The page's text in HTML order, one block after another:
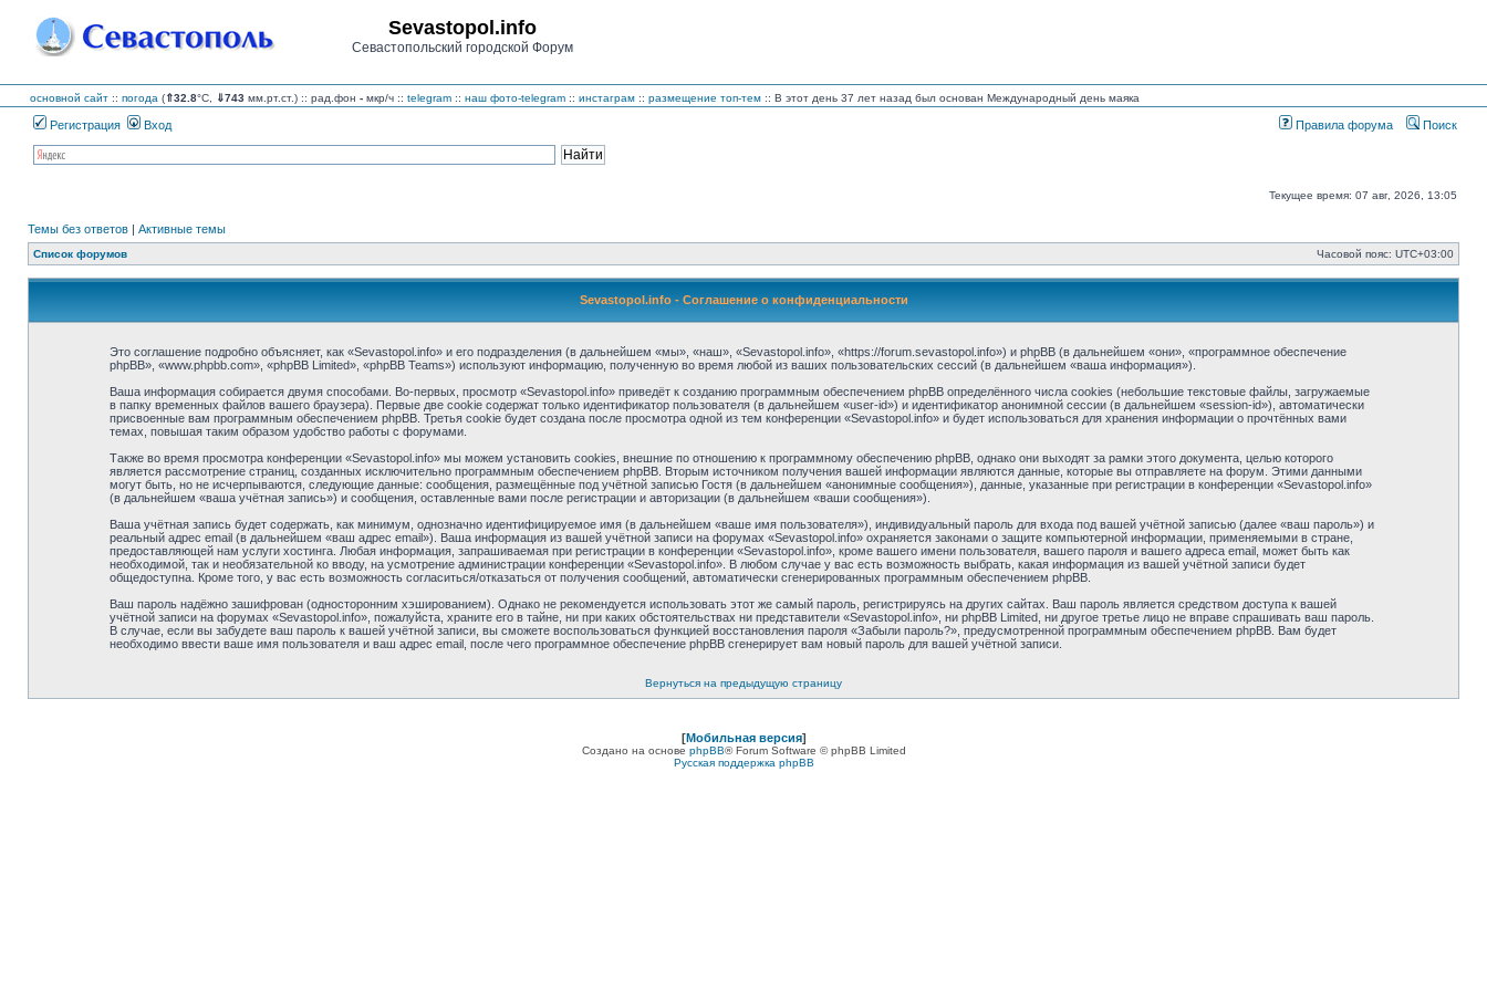
Sevastopol.info
Севастопольский городской Форум
основной сайт :: погода (⇑32.8°C, ⇓743 мм.рт.ст.) :: рад.фон - мкр/ч :: telegram :: наш фото-telegram :: инстаграм :: размещение топ-тем :: В этот день 37 лет назад был основан Международный день маяка
Регистрация Вход Правила форума Поиск
Текущее время: 07 авг, 2026, 13:05
Темы без ответов | Активные темы
Список форумов Часовой пояс: UTC+03:00
Sevastopol.info - Соглашение о конфиденциальности
Это соглашение подробно объясняет, как «Sevastopol.info» и его подразделения (в дальнейшем «мы», «наш», «Sevastopol.info», «https://forum.sevastopol.info») и phpBB (в дальнейшем «они», «программное обеспечение
phpBB», «www.phpbb.com», «phpBB Limited», «phpBB Teams») используют информацию, полученную во время любой из ваших пользовательских сессий (в дальнейшем «ваша информация»).
Ваша информация собирается двумя способами. Во-первых, просмотр «Sevastopol.info» приведёт к созданию программным обеспечением phpBB определённого числа cookies (небольшие текстовые файлы, загружаемые
в папку временных файлов вашего браузера). Первые две cookie содержат только идентификатор пользователя (в дальнейшем «user-id») и идентификатор анонимной сессии (в дальнейшем «session-id»), автоматически
присвоенные вам программным обеспечением phpBB. Третья cookie будет создана после просмотра одной из тем конференции «Sevastopol.info» и будет использоваться для хранения информации о прочтённых вами
темах, повышая таким образом удобство работы с форумами.
Также во время просмотра конференции «Sevastopol.info» мы можем установить cookies, внешние по отношению к программному обеспечению phpBB, однако они выходят за рамки этого документа, целью которого
является рассмотрение страниц, созданных исключительно программным обеспечением phpBB. Вторым источником получения вашей информации являются данные, которые вы отправляете на форум. Этими данными
могут быть, но не исчерпываются, следующие данные: сообщения, размещённые под учётной записью Гостя (в дальнейшем «анонимные сообщения»), данные, указанные при регистрации в конференции «Sevastopol.info»
(в дальнейшем «ваша учётная запись») и сообщения, оставленные вами после регистрации и авторизации (в дальнейшем «ваши сообщения»).
Ваша учётная запись будет содержать, как минимум, однозначно идентифицируемое имя (в дальнейшем «ваше имя пользователя»), индивидуальный пароль для входа под вашей учётной записью (далее «ваш пароль») и
реальный адрес email (в дальнейшем «ваш адрес email»). Ваша информация из вашей учётной записи на форумах «Sevastopol.info» охраняется законами о защите компьютерной информации, применяемыми в стране,
предоставляющей нам услуги хостинга. Любая информация, запрашиваемая при регистрации в конференции «Sevastopol.info», кроме вашего имени пользователя, вашего пароля и вашего адреса email, может быть как
необходимой, так и необязательной ко вводу, на усмотрение администрации конференции «Sevastopol.info». В любом случае у вас есть возможность выбрать, какая информация из вашей учётной записи будет
общедоступна. Кроме того, у вас есть возможность согласиться/отказаться от получения сообщений, автоматически сгенерированных программным обеспечением phpBB.
Ваш пароль надёжно зашифрован (односторонним хэшированием). Однако не рекомендуется использовать этот же самый пароль, регистрируясь на других сайтах. Ваш пароль является средством доступа к вашей
учётной записи на форумах «Sevastopol.info», пожалуйста, храните его в тайне, ни при каких обстоятельствах ни представители «Sevastopol.info», ни phpBB Limited, ни другое третье лицо не вправе спрашивать ваш пароль.
В случае, если вы забудете ваш пароль к вашей учётной записи, вы сможете воспользоваться функцией восстановления пароля «Забыли пароль?», предусмотренной программным обеспечением phpBB. Вам будет
необходимо ввести ваше имя пользователя и ваш адрес email, после чего программное обеспечение phpBB сгенерирует вам новый пароль для вашей учётной записи.
Вернуться на предыдущую страницу
[Мобильная версия]
Создано на основе phpBB® Forum Software © phpBB Limited
Русская поддержка phpBB